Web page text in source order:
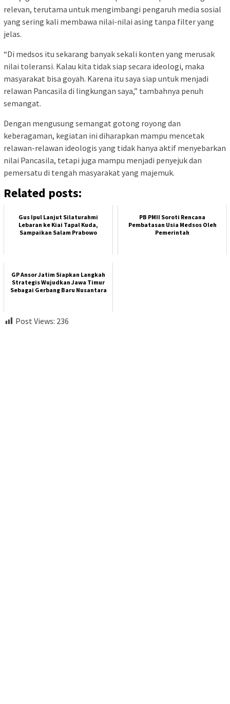
relevan, terutama untuk mengimbangi pengaruh media sosial
yang sering kali membawa nilai-nilai asing tanpa filter yang
jelas.
“Di medsos itu sekarang banyak sekali konten yang merusak
nilai toleransi. Kalau kita tidak siap secara ideologi, maka
masyarakat bisa goyah. Karena itu saya siap untuk menjadi
relawan Pancasila di lingkungan saya,” tambahnya penuh
semangat.
Dengan mengusung semangat gotong royong dan
keberagaman, kegiatan ini diharapkan mampu mencetak
relawan-relawan ideologis yang tidak hanya aktif menyebarkan
nilai Pancasila, tetapi juga mampu menjadi penyejuk dan
pemersatu di tengah masyarakat yang majemuk.
Related posts:
Gus Ipul Lanjut Silaturahmi
Lebaran ke Kiai Tapal Kuda,
Sampaikan Salam Prabowo
PB PMII Soroti Rencana
Pembatasan Usia Medsos Oleh
Pemerintah
GP Ansor Jatim Siapkan Langkah
Strategis Wujudkan Jawa Timur
Sebagai Gerbang Baru Nusantara
Post Views: 236